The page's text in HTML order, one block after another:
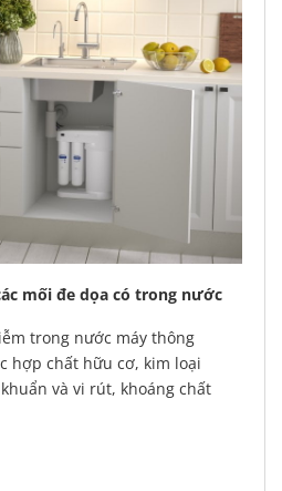
mối đe dọa có trong nước
trong nước máy thông
hợp chất hữu cơ, kim loại
và vi rút, khoáng chất